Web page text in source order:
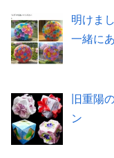
明けま
一緒に
旧重陽
ン